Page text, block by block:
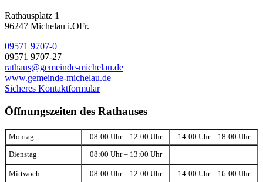
Rathausplatz 1
96247 Michelau i.OFr.
09571 9707-0
09571 9707-27
rathaus@gemeinde-michelau.de
www.gemeinde-michelau.de
Sicheres Kontaktformular
Öffnungszeiten des Rathauses
Montag 08:00 Uhr – 12:00 Uhr 14:00 Uhr – 18:00 Uhr
Dienstag 08:00 Uhr – 13:00 Uhr
Mittwoch 08:00 Uhr – 12:00 Uhr 14:00 Uhr – 16:00 Uhr